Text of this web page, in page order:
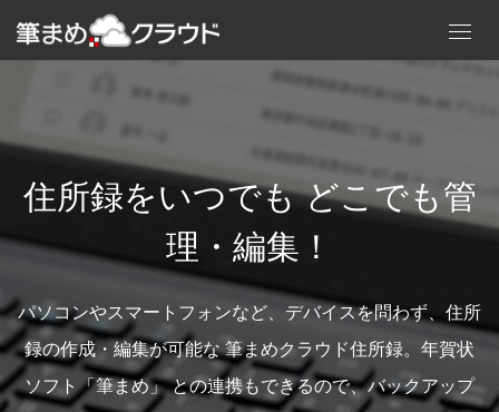
住所録をいつでも どこでも管
理・編集！
パソコンやスマートフォンなど、デバイスを問わず、住所
録の作成・編集が可能な 筆まめクラウド住所録。年賀状
ソフト「筆まめ」 との連携もできるので、バックアップ